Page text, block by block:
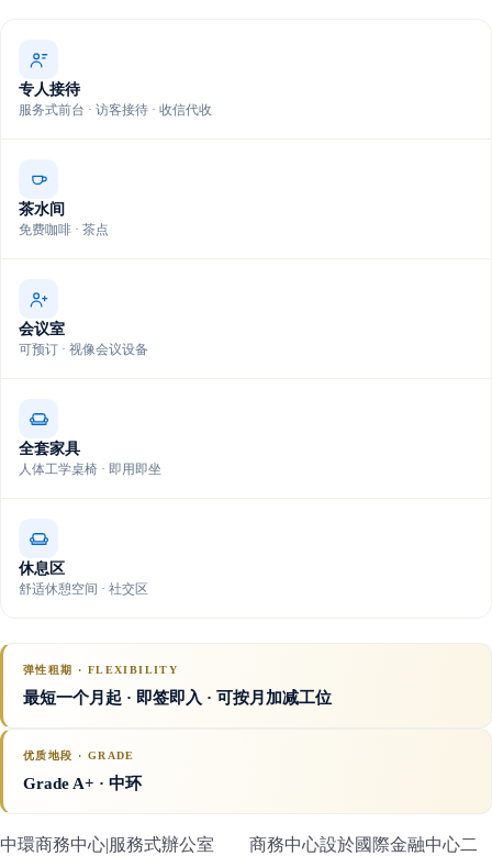
专人接待
服务式前台 · 访客接待 · 收信代收
茶水间
免费咖啡 · 茶点
会议室
可预订 · 视像会议设备
全套家具
人体工学桌椅 · 即用即坐
休息区
舒适休憩空间 · 社交区
弹性租期 · FLEXIBILITY
最短一个月起 · 即签即入 · 可按月加减工位
优质地段 · GRADE
Grade A+ · 中环
中環商務中心|服務式辦公室 商務中心設於國際金融中心二